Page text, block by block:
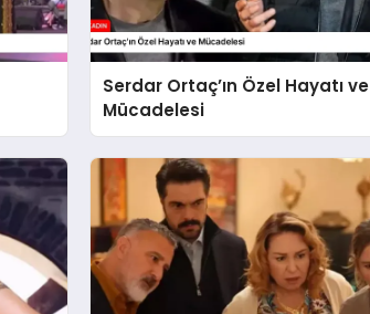
Serdar Ortaç’ın Özel Hayatı ve
Mücadelesi